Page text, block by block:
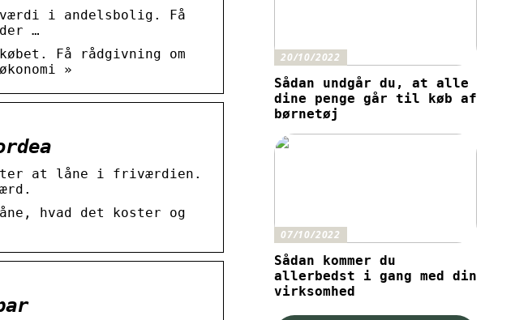
i andelsbolig. Få
…
Få rådgivning om
»
at låne i friværdien.
hvad det koster og
20/10/2022
Sådan undgår du, at alle
dine penge går til køb af
børnetøj
07/10/2022
Sådan kommer du
allerbedst i gang med din
virksomhed